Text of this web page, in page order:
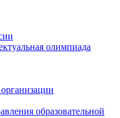
олимпиада
образовательной